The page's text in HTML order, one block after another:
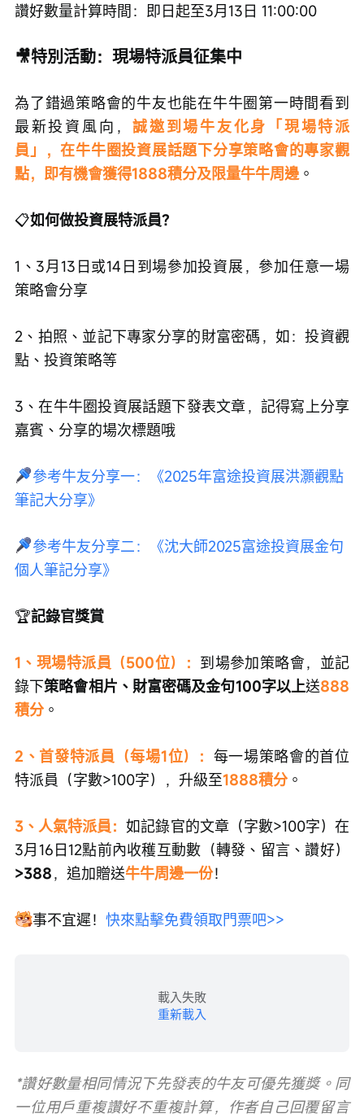
讚好數量計算時間：即日起至3月13日 11:00:00
🎥特別活動：現場特派員征集中
為了錯過策略會的牛友也能在牛牛圈第一時間看到
最新投資風向，誠邀到場牛友化身「現場特派
員」，在牛牛圈投資展話題下分享策略會的專家觀
點，即有機會獲得1888積分及限量牛牛周邊。
📋如何做投資展特派員？
1、3月13日或14日到場參加投資展，參加任意一場
策略會分享
2、拍照、並記下專家分享的財富密碼，如：投資觀
點、投資策略等
3、在牛牛圈投資展話題下發表文章，記得寫上分享
嘉賓、分享的場次標題哦
參考牛友分享一：《2025年富途投資展洪灝觀點
筆記大分享》
參考牛友分享二：《沈大師2025富途投資展金句
個人筆記分享》
🏆記錄官獎賞
1、現場特派員（500位）： 到場參加策略會，並記
錄下策略會相片、財富密碼及金句100字以上送888
積分 。
2、首發特派員（每場1位）： 每一場策略會的首位
特派員（字數>100字），升級至1888積分 。
3、人氣特派員：如記錄官的文章（字數>100字）在
3月16日12點前內收穫互動數（轉發、留言、讚好）
>388，追加贈送牛牛周邊一份！
事不宜遲！ 快來點擊免費領取門票吧>>
載入失敗
重新載入
*讚好數量相同情況下先發表的牛友可優先獲獎。同
一位用戶重複讚好不重複計算，作者自己回覆留言